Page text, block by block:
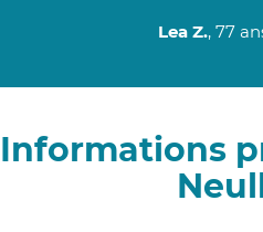
Lea Z., 77
Informations